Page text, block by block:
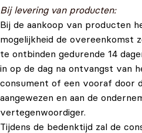
Bij levering van producten:
Bij de aankoop van producten
mogelijkheid de overeenkomst
te ontbinden gedurende 14
in op de dag na ontvangst van
consument of een vooraf door
aangewezen en aan de
vertegenwoordiger.
Tijdens de bedenktijd zal de